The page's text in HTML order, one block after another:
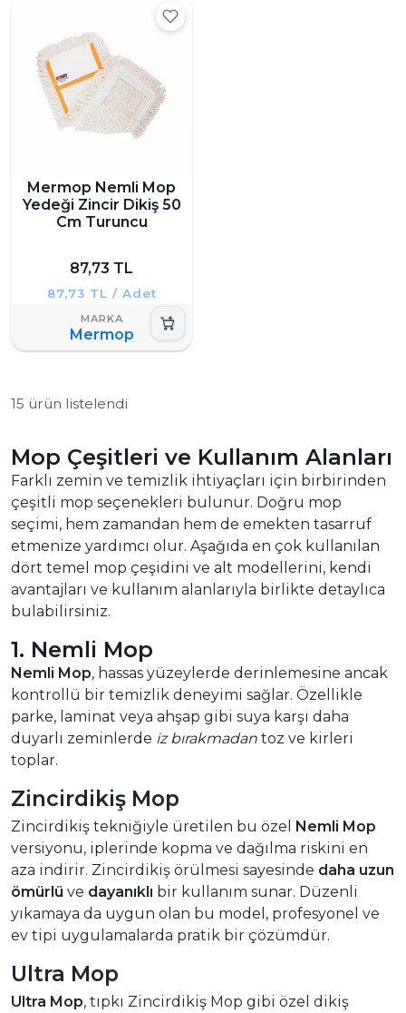
Mermop Nemli Mop
Yedeği Zincir Dikiş 50
Cm Turuncu
87,73 TL
87,73 TL / Adet
Mermop
15 ürün listelendi
Mop Çeşitleri ve Kullanım Alanları
Farklı zemin ve temizlik ihtiyaçları için birbirinden
çeşitli mop seçenekleri bulunur. Doğru mop
seçimi, hem zamandan hem de emekten tasarruf
etmenize yardımcı olur. Aşağıda en çok kullanılan
dört temel mop çeşidini ve alt modellerini, kendi
avantajları ve kullanım alanlarıyla birlikte detaylıca
bulabilirsiniz.
1. Nemli Mop
Nemli Mop, hassas yüzeylerde derinlemesine ancak
kontrollü bir temizlik deneyimi sağlar. Özellikle
parke, laminat veya ahşap gibi suya karşı daha
duyarlı zeminlerde iz bırakmadan toz ve kirleri
toplar.
Zincirdikiş Mop
Zincirdikiş tekniğiyle üretilen bu özel Nemli Mop
versiyonu, iplerinde kopma ve dağılma riskini en
aza indirir. Zincirdikiş örülmesi sayesinde daha uzun
ömürlü ve dayanıklı bir kullanım sunar. Düzenli
yıkamaya da uygun olan bu model, profesyonel ve
ev tipi uygulamalarda pratik bir çözümdür.
Ultra Mop
Ultra Mop, tıpkı Zincirdikiş Mop gibi özel dikiş